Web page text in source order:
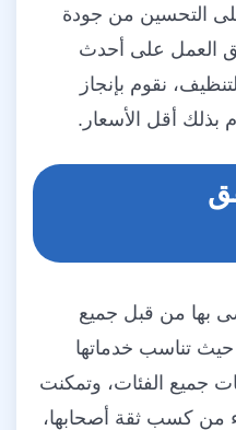
التحسين من جودة
العمل على أحدث
نقوم بإنجاز
بذلك أقل الأسعار.
بها من قبل جميع
تناسب خدماتها
جميع الفئات، وتمكنت
من كسب ثقة أصحابها،